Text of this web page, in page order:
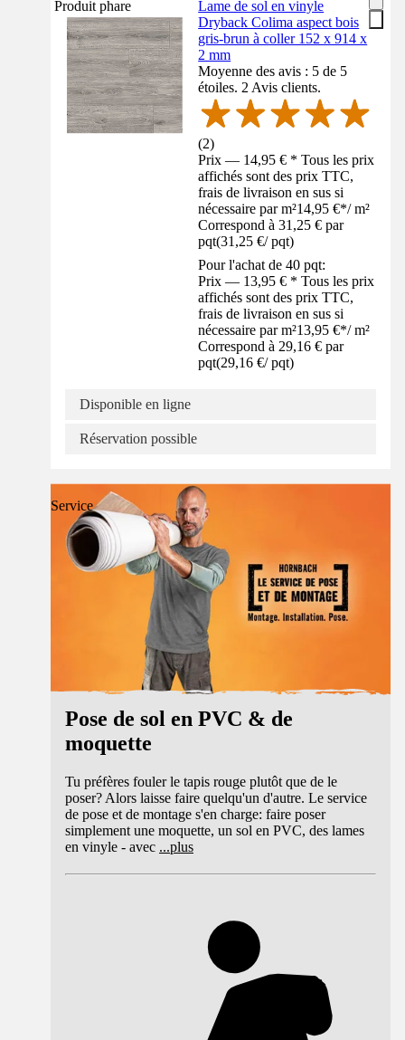
Produit phare
Lame de sol en vinyle
Dryback Colima aspect bois
gris-brun à coller 152 x 914 x
2 mm
Moyenne des avis : 5 de 5
étoiles. 2 Avis clients.
(2)
Prix — 14,95 € * Tous les prix
affichés sont des prix TTC,
frais de livraison en sus si
nécessaire par m²14,95 €*/ m²
Correspond à 31,25 € par
pqt(31,25 €/ pqt)
Pour l'achat de 40 pqt:
Prix — 13,95 € * Tous les prix
affichés sont des prix TTC,
frais de livraison en sus si
nécessaire par m²13,95 €*/ m²
Correspond à 29,16 € par
pqt(29,16 €/ pqt)
Disponible en ligne
Réservation possible
Service
Pose de sol en PVC & de
moquette
Tu préfères fouler le tapis rouge plutôt que de le
poser? Alors laisse faire quelqu'un d'autre. Le service
de pose et de montage s'en charge: faire poser
simplement une moquette, un sol en PVC, des lames
en vinyle - avec ...plus